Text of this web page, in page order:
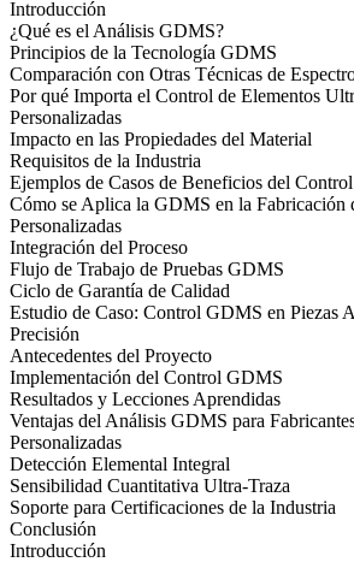
Introducción
¿Qué es el Análisis GDMS?
Principios de la Tecnología GDMS
Comparación con Otras Técnicas de
Por qué Importa el Control de Elementos
Personalizadas
Impacto en las Propiedades del Material
Requisitos de la Industria
Ejemplos de Casos de Beneficios del
Cómo se Aplica la GDMS en la Fabricación
Personalizadas
Integración del Proceso
Flujo de Trabajo de Pruebas GDMS
Ciclo de Garantía de Calidad
Estudio de Caso: Control GDMS en Piezas
Precisión
Antecedentes del Proyecto
Implementación del Control GDMS
Resultados y Lecciones Aprendidas
Ventajas del Análisis GDMS para
Personalizadas
Detección Elemental Integral
Sensibilidad Cuantitativa Ultra-Traza
Soporte para Certificaciones de la Industria
Conclusión
Introducción